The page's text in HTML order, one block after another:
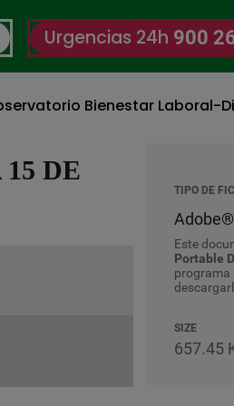
Urgencias 24h 900
Bienestar Laboral-
DE
TIPO DE
Este
Portable
programa
SIZE
657.45